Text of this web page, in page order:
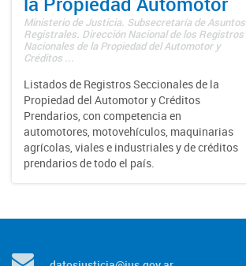
Ministerio de Justicia. Subsecretaría de Asuntos
Registrales. Dirección Nacional de los Registros
Nacionales de la Propiedad del Automotor y
Créditos ...
Listados de Registros Seccionales de la
Propiedad del Automotor y Créditos
Prendarios, con competencia en
automotores, motovehículos, maquinarias
agrícolas, viales e industriales y de créditos
prendarios de todo el país.